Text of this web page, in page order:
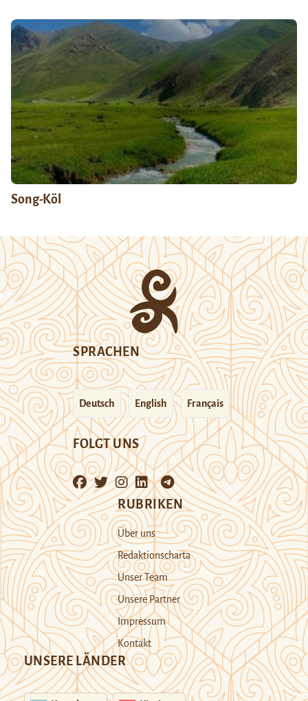
Song-Köl
SPRACHEN
Deutsch English Français
FOLGT UNS
RUBRIKEN
Über uns
Redaktionscharta
Unser Team
Unsere Partner
Impressum
Kontakt
UNSERE LÄNDER